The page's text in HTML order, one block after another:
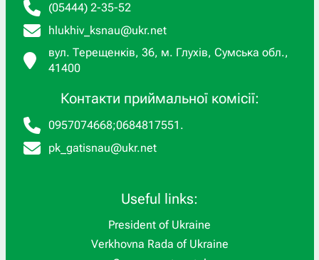
(05444) 2-35-52
hlukhiv_ksnau@ukr.net
вул. Терещенків, 36, м. Глухів, Сумська обл.,
41400
Контакти приймальної комісії:
0957074668;0684817551 .
pk_gatisnau@ukr.net
Useful links:
President of Ukraine
Verkhovna Rada of Ukraine